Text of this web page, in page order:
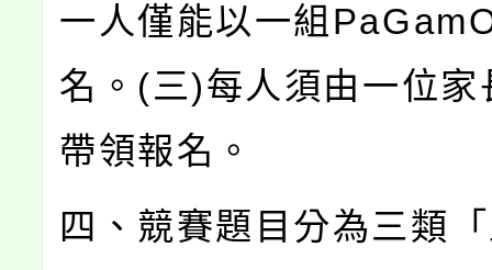
一人僅能以一組
名。(三)每人須由一位家
帶領報名。
四、競賽題目分為三類